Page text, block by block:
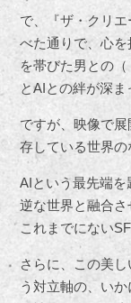
で、『ザ・クリ
べた通りで、心
を帯びた男との
とAIとの絆が深ま
ですが、映像で
存している世界
AIという最先端
逆な世界と融合さ
これまでにない
さらに、この美
う対立軸の、い